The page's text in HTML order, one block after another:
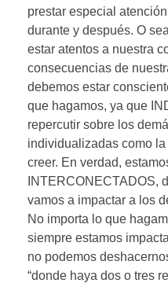
prestar especial
durante y después. O
estar atentos a nuestra
consecuencias de
debemos estar
que hagamos, ya que
repercutir sobre los
individualizadas como
creer. En verdad,
INTERCONECTADOS,
vamos a impactar a los
No importa lo que
siempre estamos
no podemos
“donde haya dos o tres